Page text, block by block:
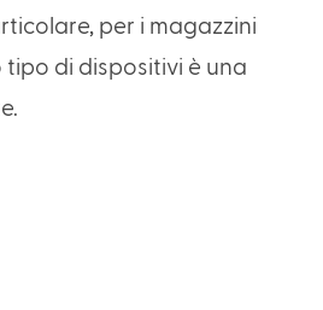
per i magazzini
di dispositivi è una